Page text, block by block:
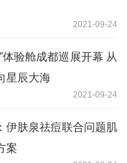
2021-09-24
体验舱成都巡展开幕 从
星辰大海
2021-09-24
伊肤泉祛痘联合问题肌
案